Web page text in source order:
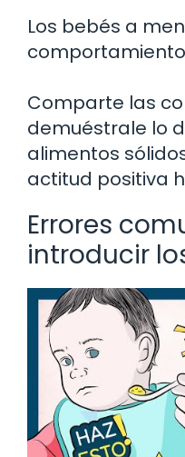
Los bebés a
Comparte las
demuéstrale lo
alimentos
actitud positiva
Errores
introducir